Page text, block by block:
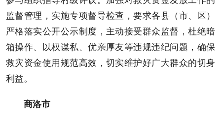
监督管理，实施专项督导检查，要求各县（市、区）
严格落实公开公示制度，主动接受群众监督，杜绝暗
箱操作、以权谋私、优亲厚友等违规违纪问题，确保
救灾资金使用规范高效，切实维护好广大群众的切身
利益。
商洛市